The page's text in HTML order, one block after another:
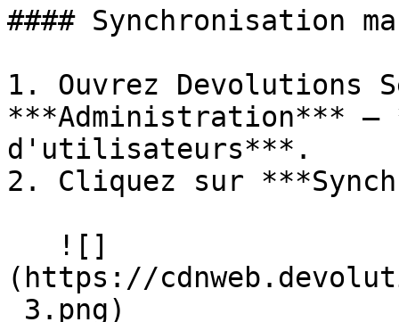
#### Synchronisation
1. Ouvrez Devolutions
***Administration*** –
d'utilisateurs***.
2. Cliquez sur
(https://
_3.png)